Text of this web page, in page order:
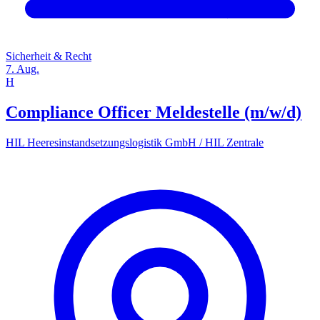
Sicherheit & Recht
7. Aug.
H
Compliance Officer Meldestelle (m/w/d)
HIL Heeresinstandsetzungslogistik GmbH / HIL Zentrale